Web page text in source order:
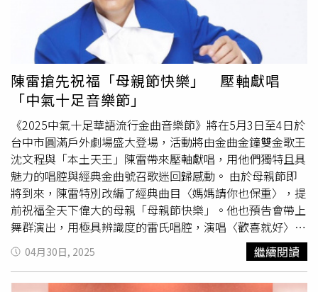
順口溜表演：「愛地球自始至終，這是我們的初衷，加上服
務的熱衷，對每位顧客效忠，無論陸地或海中，都能送上你
手中，美味直入你口中，還捨不得擦人中，服務觀眾、從一
而終，歡迎光臨《嗨！營業中》。」一氣呵成講完隨即獲得
夥伴們歡呼喝彩。終於迎來小吃部開幕卻狀況連連，不只
彈阿翔的魚煎焦了，郭泓志做的春捲則是被
「太衝動了」，因為內餡在油炸時一直向外跑出，郭泓志來
檢查也說：「都中空了！」還搞笑自嘲是「強調內餡」。
陳雷搶先祝福「母親節快樂」 壓軸獻唱
「中氣十足音樂節」
《2025中氣十足華語流行金曲音樂節》將在5月3日至4日於
台中市圓滿戶外劇場盛大登場，活動將由金曲金鐘雙金歌王
沈文程與「本土天王」陳雷帶來壓軸獻唱，用他們獨特且具
魅力的唱腔與經典金曲號召歌迷回歸感動。 由於母親節即
將到來，陳雷特別改編了經典曲目〈媽媽請你也保重〉，提
前祝福全天下偉大的母親「母親節快樂」。他也預告會帶上
舞群演出，用極具辨識度的雷氏唱腔，演唱〈歡喜就好〉、
〈有影無〉等金牌歌曲，邀請現場歌迷跟著一起扭動舞姿搖
擺起來。沈文程則會帶來Full band，熱唱無數膾炙人口的
代表。（圖／三立提供）而沈文程則會帶來Full band，熱
04月30日, 2025 繼續閱讀